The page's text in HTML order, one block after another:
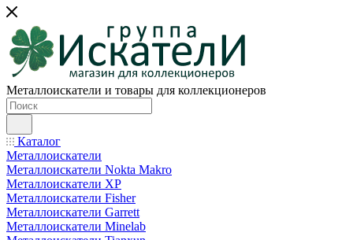
Металлоискатели и товары для коллекционеров
Каталог
Металлоискатели
Металлоискатели Nokta Makro
Металлоискатели XP
Металлоискатели Fisher
Металлоискатели Garrett
Металлоискатели Minelab